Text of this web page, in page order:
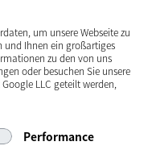
MEDIA
um unsere Webseite zu
und Ihnen ein großartiges
zu den von uns
oder besuchen Sie unsere
LLC geteilt werden,
Performance